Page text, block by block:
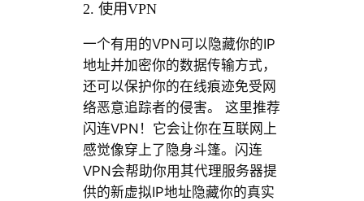
2. 使用VPN
一个有用的VPN可以隐藏你的IP
地址并加密你的数据传输方式，
还可以保护你的在线痕迹免受网
络恶意追踪者的侵害。 这里推荐
闪连VPN！它会让你在互联网上
感觉像穿上了隐身斗篷。闪连
VPN会帮助你用其代理服务器提
供的新虚拟IP地址隐藏你的真实